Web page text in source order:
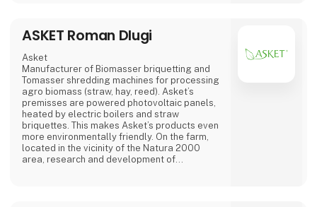
ASKET Roman Dlugi
Asket
Manufacturer of Biomasser briquetting and
Tomasser shredding machines for processing
agro biomass (straw, hay, reed). Asket’s
premisses are powered photovoltaic panels,
heated by electric boilers and straw
briquettes. This makes Asket’s products even
more environmentally friendly. On the farm,
located in the vicinity of the Natura 2000
area, research and development of